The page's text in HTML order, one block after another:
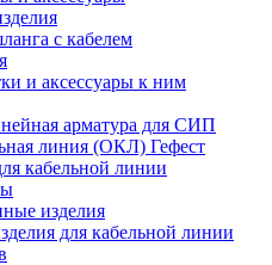
с кабелем
и аксессуары к ним
арматура для СИП
линия (ОКЛ) Гефест
кабельной линии
изделия
для кабельной линии